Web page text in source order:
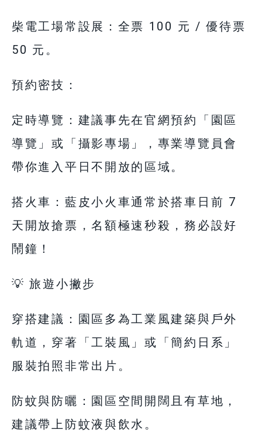
柴電工場常設展：全票 100 元 / 優待票
50 元。
預約密技：
定時導覽：建議事先在官網預約「園區
導覽」或「攝影專場」，專業導覽員會
帶你進入平日不開放的區域。
搭火車：藍皮小火車通常於搭車日前 7
天開放搶票，名額極速秒殺，務必設好
鬧鐘！
💡 旅遊小撇步
穿搭建議：園區多為工業風建築與戶外
軌道，穿著「工裝風」或「簡約日系」
服裝拍照非常出片。
防蚊與防曬：園區空間開闊且有草地，
建議帶上防蚊液與飲水。